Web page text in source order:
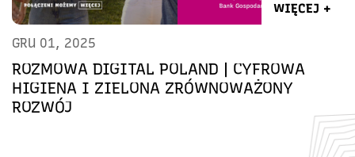
WIĘCEJ +
GRU 01, 2025
ROZMOWA DIGITAL POLAND | CYFROWA
HIGIENA I ZIELONA ZRÓWNOWAŻONY
ROZWÓJ